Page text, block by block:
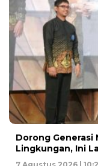
Dorong Generasi
Lingkungan, Ini